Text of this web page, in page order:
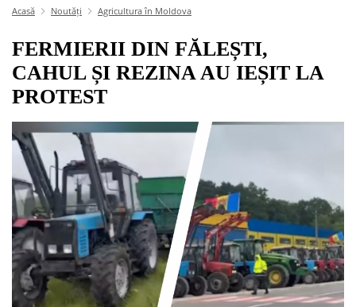
Acasă Noutăți Agricultura în Moldova
FERMIERII DIN FĂLEȘTI,
CAHUL ȘI REZINA AU IEȘIT LA
PROTEST